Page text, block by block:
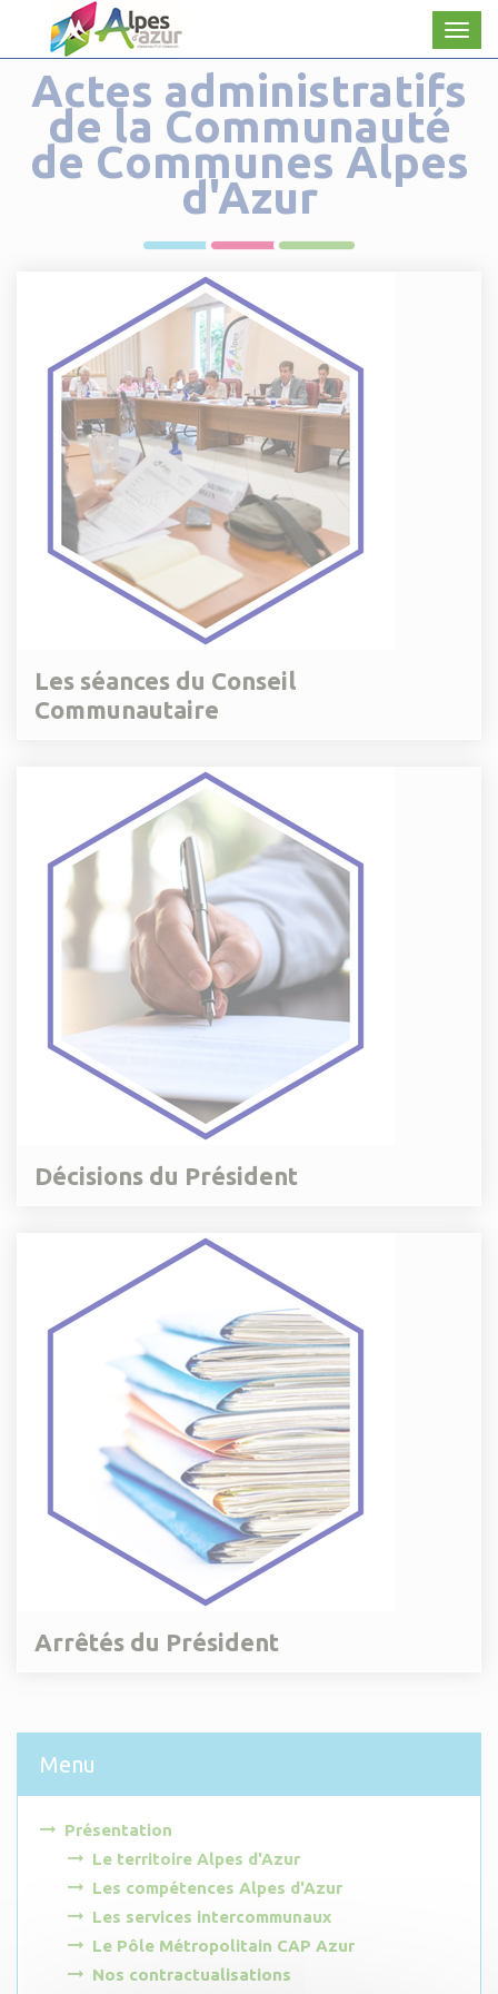
Actes administratifs
de la Communauté
de Communes Alpes
d'Azur
Les séances du Conseil
Communautaire
Décisions du Président
Arrêtés du Président
Menu
Présentation
Le territoire Alpes d'Azur
Les compétences Alpes d'Azur
Les services intercommunaux
Le Pôle Métropolitain CAP Azur
Nos contractualisations
Panneau de gestion des cookies